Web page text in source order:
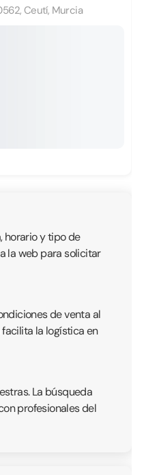
Ceutí, Murcia
horario y tipo de
la web para solicitar
de venta al
la logística en
La búsqueda
profesionales del